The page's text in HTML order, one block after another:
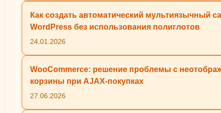
Как создать автоматический мультиязычный
WordPress без использования полиглотов
24.01.2026
WooCommerce: решение проблемы с
корзины при AJAX-покупках
27.06.2026